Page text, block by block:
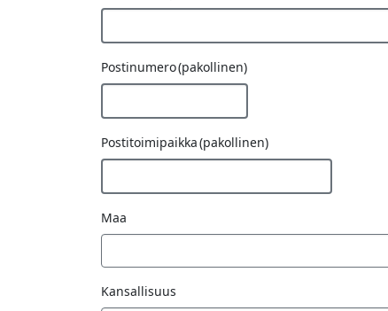
Postinumero(pakollinen)
Postitoimipaikka(pakollinen)
Maa
Kansallisuus